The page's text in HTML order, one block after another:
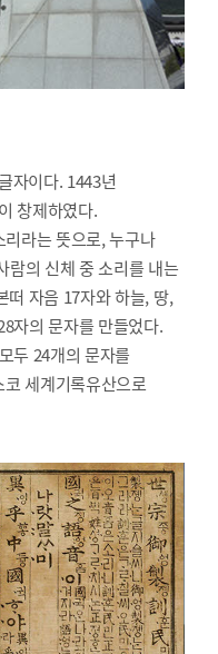
자이다. 1443년
창제하였다.
리라는 뜻으로, 누구나
람의 신체 중 소리를 내는
떠 자음 17자와 하늘, 땅,
자의 문자를 만들었다.
두 24개의 문자를
세계기록유산으로